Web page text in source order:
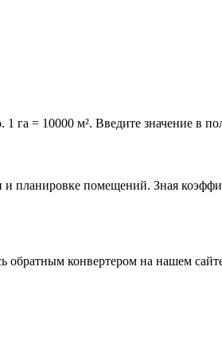
га = 10000 м². Введите значение в
планировке помещений. Зная
обратным конвертером на нашем